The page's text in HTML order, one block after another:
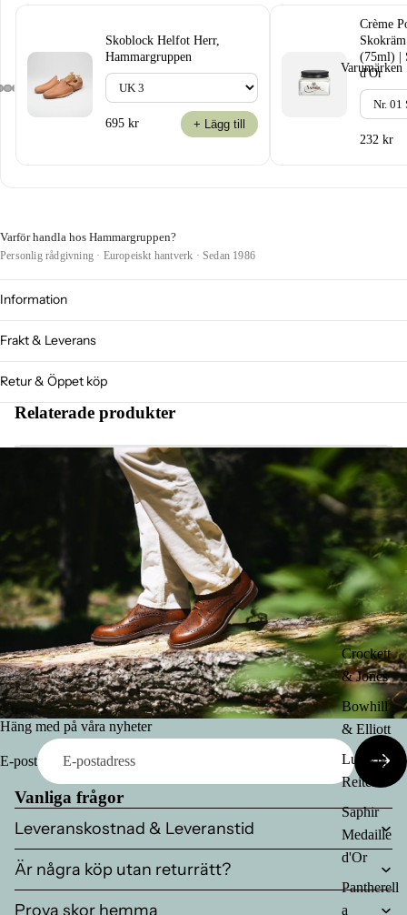
Varumärken
Crockett
& Jones
Bowhill
& Elliott
Ludwig
Reiter
Saphir
Medaille
d'Or
Pantherell
a
Skoblock Helfot Herr,
Hammargruppen
695 kr + Lägg till
Crème
(75ml) |
d'Or
232 kr
Varför handla hos Hammargruppen?
Personlig rådgivning · Europeiskt hantverk · Sedan 1986
Information
Frakt & Leverans
Retur & Öppet köp
Relaterade produkter
Häng med på våra nyheter
E-post
Vanliga frågor
Leveranskostnad & Leveranstid
Är några köp utan returrätt?
Prova skor hemma